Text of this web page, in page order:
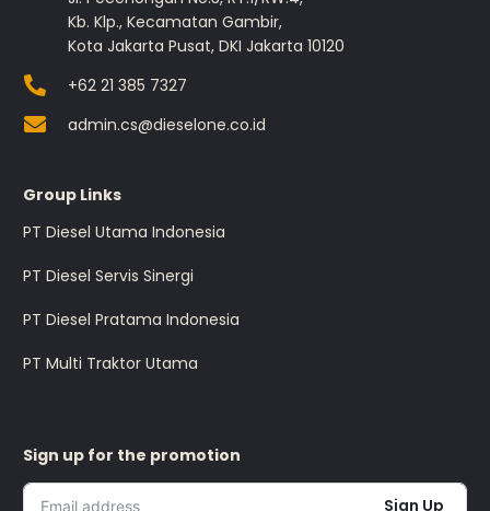
Kb. Klp., Kecamatan Gambir,
Kota Jakarta Pusat, DKI Jakarta 10120
+62 21 385 7327
admin.cs@dieselone.co.id
Group Links
PT Diesel Utama Indonesia
PT Diesel Servis Sinergi
PT Diesel Pratama Indonesia
PT Multi Traktor Utama
Sign up for the promotion
Sign Up